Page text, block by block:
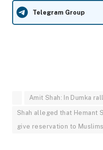
Telegram Group
Amit Shah: In Dumka
Shah alleged that Hemant
give reservation to Muslims